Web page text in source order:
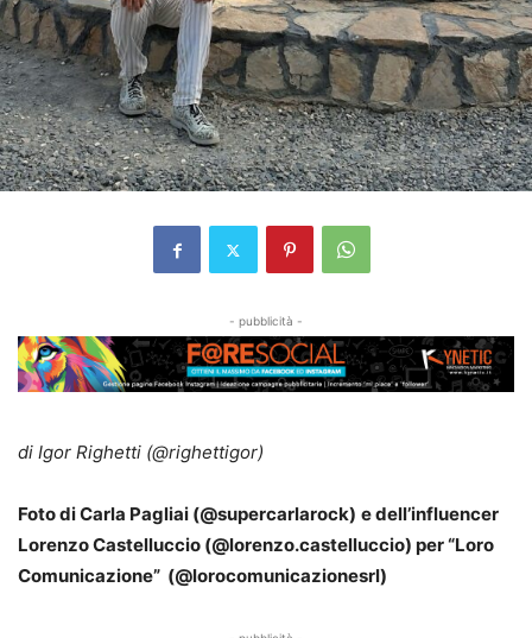
- pubblicità -
di Igor Righetti (@righettigor)
Foto di Carla Pagliai (@supercarlarock) e dell’influencer
Lorenzo Castelluccio (@lorenzo.castelluccio) per “Loro
Comunicazione” (@lorocomunicazionesrl)